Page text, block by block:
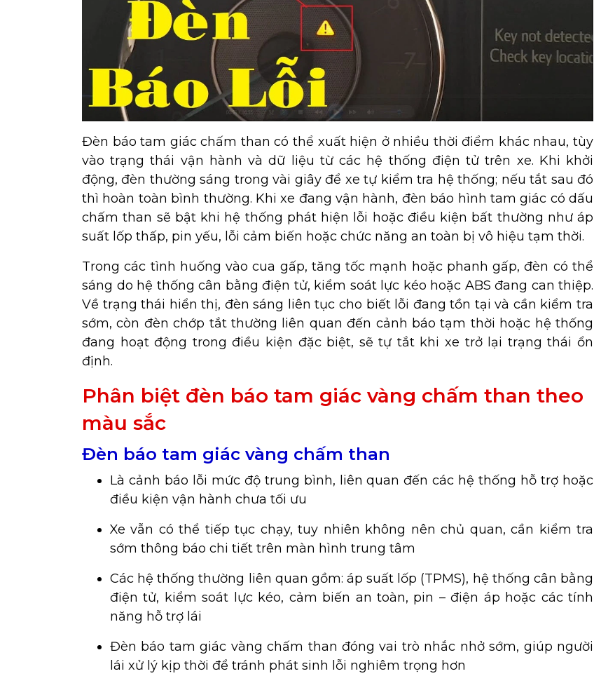
Đèn báo tam giác chấm than có thể xuất hiện ở nhiều thời điểm khác nhau, tùy
vào trạng thái vận hành và dữ liệu từ các hệ thống điện tử trên xe. Khi khởi
động, đèn thường sáng trong vài giây để xe tự kiểm tra hệ thống; nếu tắt sau đó
thì hoàn toàn bình thường. Khi xe đang vận hành, đèn báo hình tam giác có dấu
chấm than sẽ bật khi hệ thống phát hiện lỗi hoặc điều kiện bất thường như áp
suất lốp thấp, pin yếu, lỗi cảm biến hoặc chức năng an toàn bị vô hiệu tạm thời.
Trong các tình huống vào cua gấp, tăng tốc mạnh hoặc phanh gấp, đèn có thể
sáng do hệ thống cân bằng điện tử, kiểm soát lực kéo hoặc ABS đang can thiệp.
Về trạng thái hiển thị, đèn sáng liên tục cho biết lỗi đang tồn tại và cần kiểm tra
sớm, còn đèn chớp tắt thường liên quan đến cảnh báo tạm thời hoặc hệ thống
đang hoạt động trong điều kiện đặc biệt, sẽ tự tắt khi xe trở lại trạng thái ổn
định.
Phân biệt đèn báo tam giác vàng chấm than theo
màu sắc
Đèn báo tam giác vàng chấm than
Là cảnh báo lỗi mức độ trung bình, liên quan đến các hệ thống hỗ trợ hoặc
điều kiện vận hành chưa tối ưu
Xe vẫn có thể tiếp tục chạy, tuy nhiên không nên chủ quan, cần kiểm tra
sớm thông báo chi tiết trên màn hình trung tâm
Các hệ thống thường liên quan gồm: áp suất lốp (TPMS), hệ thống cân bằng
điện tử, kiểm soát lực kéo, cảm biến an toàn, pin – điện áp hoặc các tính
năng hỗ trợ lái
Đèn báo tam giác vàng chấm than đóng vai trò nhắc nhở sớm, giúp người
lái xử lý kịp thời để tránh phát sinh lỗi nghiêm trọng hơn